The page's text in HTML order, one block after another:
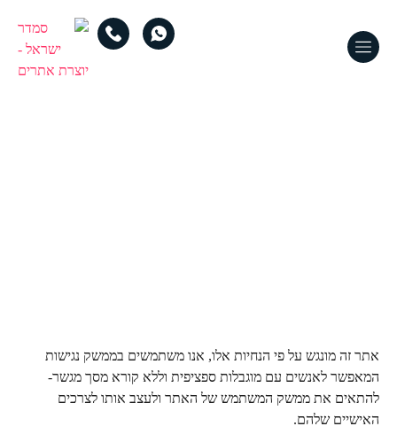
אתר זה מונגש על פי הנחיות אלו, אנו משתמשים בממשק נגישות
המאפשר לאנשים עם מוגבלות ספציפית וללא קורא מסך מגשר-
להתאים את ממשק המשתמש של האתר ולעצב אותו לצרכים
האישיים שלהם.